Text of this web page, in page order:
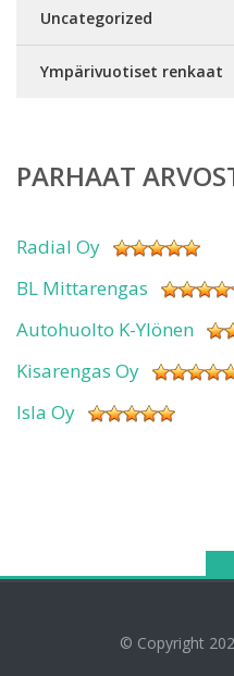
Uncategorized
Ympärivuotiset renkaat
PARHAAT
Radial Oy
BL Mittarengas
Autohuolto K-Ylönen
Kisarengas Oy
Isla Oy
© Copyright